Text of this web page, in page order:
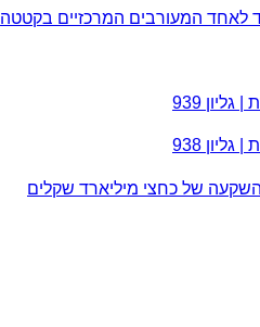
לאחד המעורבים המרכזיים בקטטה
939
938
של כחצי מיליארד שקלים